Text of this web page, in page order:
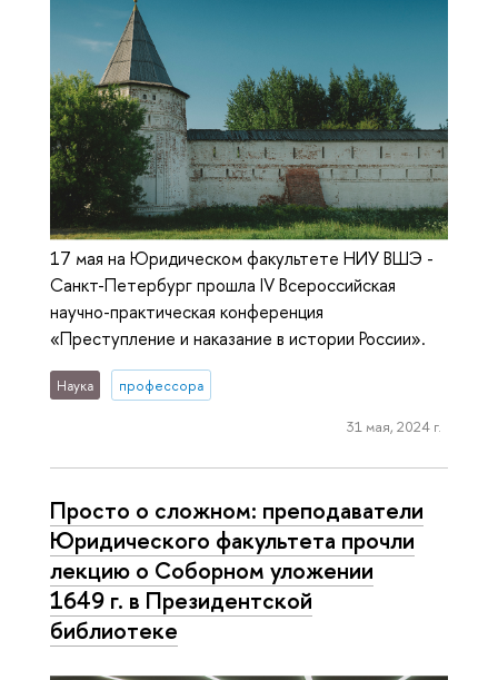
17 мая на Юридическом факультете НИУ ВШЭ -
Санкт-Петербург прошла IV Всероссийская
научно-практическая конференция
«Преступление и наказание в истории России».
Наука профессора
31 мая, 2024 г.
Просто о сложном: преподаватели
Юридического факультета прочли
лекцию о Соборном уложении
1649 г. в Президентской
библиотеке